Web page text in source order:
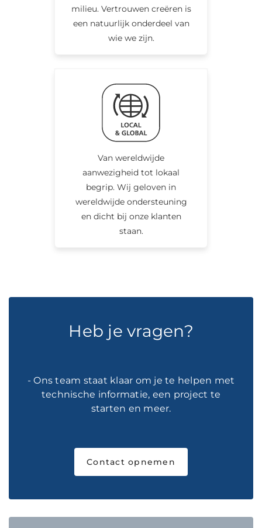
milieu. Vertrouwen creëren is
een natuurlijk onderdeel van
wie we zijn.
Van wereldwijde
aanwezigheid tot lokaal
begrip. Wij geloven in
wereldwijde ondersteuning
en dicht bij onze klanten
staan.
Heb je vragen?
- Ons team staat klaar om je te helpen met
technische informatie, een project te
starten en meer.
Contact opnemen